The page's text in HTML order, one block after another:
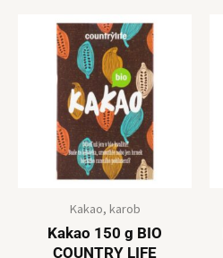
Kakao, karob
Kakao 150 g BIO
COUNTRY LIFE